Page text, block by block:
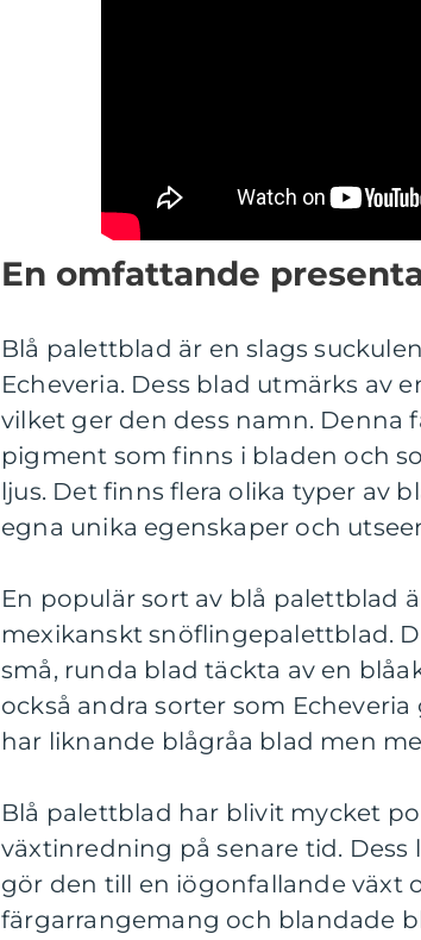
En omfattande
Blå palettblad är en slags
Echeveria. Dess blad utmärks av
vilket ger den dess namn. Denna
pigment som finns i bladen och
ljus. Det finns flera olika typer av
egna unika egenskaper och
En populär sort av blå palettblad
mexikanskt snöflingepalettblad.
små, runda blad täckta av en
också andra sorter som
har liknande blågråa blad men
Blå palettblad har blivit mycket
växtinredning på senare tid.
gör den till en iögonfallande växt
färgarrangemang och blandade